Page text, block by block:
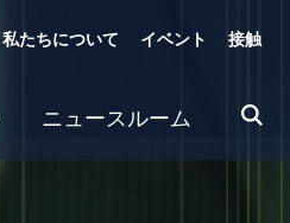
ニュースルーム
私たちについて イベント 接触